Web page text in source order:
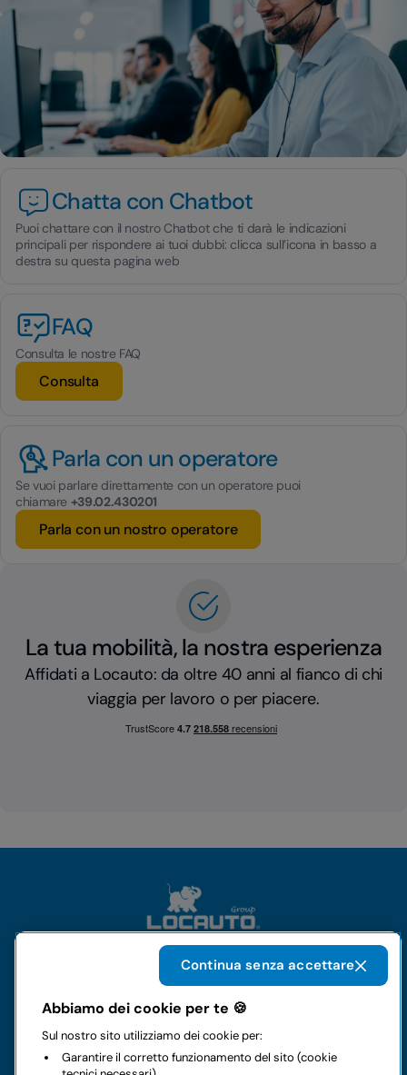
Chatta con Chatbot
Puoi chattare con il nostro Chatbot che ti darà le indicazioni
principali per rispondere ai tuoi dubbi: clicca sull’icona in basso a
destra su questa pagina web
FAQ
Consulta le nostre FAQ
Consulta
Parla con un operatore
Se vuoi parlare direttamente con un operatore puoi
chiamare +39.02.430201
Parla con un nostro operatore
La tua mobilità, la nostra esperienza
Affidati a Locauto: da oltre 40 anni al fianco di chi
viaggia per lavoro o per piacere.
Noleggi
Abbiamo dei cookie per te 🍪
Sul nostro sito utilizziamo dei cookie per:
Garantire il corretto funzionamento del sito (cookie
Continua senza accettare